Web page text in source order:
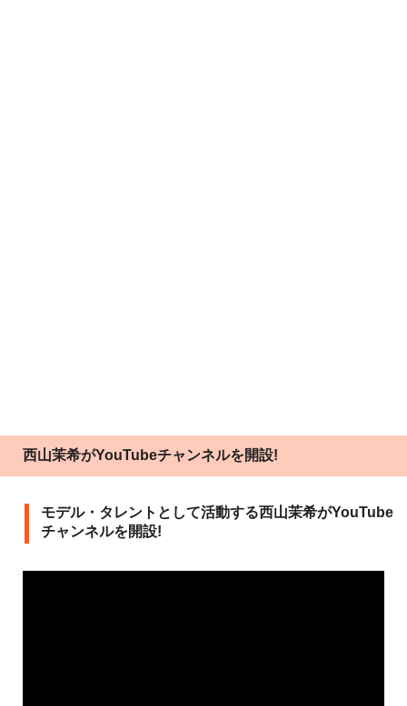
西山茉希がYouTubeチャンネルを開設!
モデル・タレントとして活動する西山茉希がYouTube
チャンネルを開設!